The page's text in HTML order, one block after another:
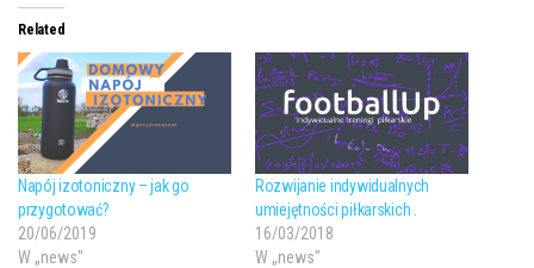
Related
Napój izotoniczny – jak go
przygotować?
20/06/2019
W „news"
Rozwijanie indywidualnych
umiejętności piłkarskich .
16/03/2018
W „news"